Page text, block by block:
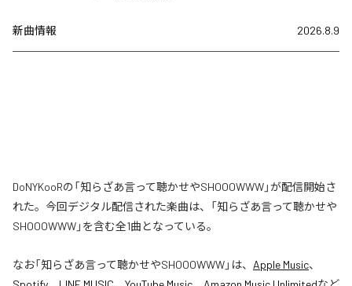
新曲情報 2026.8.9
DoNYKooRの「知らざあ言って聴かせやSHOOOWWW」が配信開始さ
れた。今回デジタル配信された楽曲は、「知らざあ言って聴かせや
SHOOOWWW」を含む全1曲となっている。
なお「知らざあ言って聴かせやSHOOOWWW」は、 Apple Music、